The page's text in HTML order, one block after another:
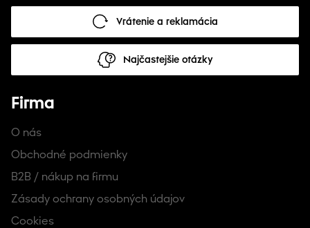
Vrátenie a reklamácia
Najčastejšie otázky
Firma
O nás
Obchodné podmienky
B2B / nákup na firmu
Zásady ochrany osobných údajov
Cookies